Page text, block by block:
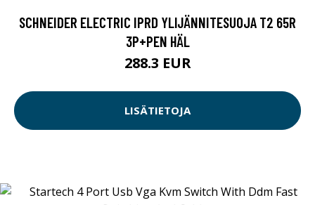
SCHNEIDER ELECTRIC IPRD YLIJÄNNITESUOJA T2 65R
3P+PEN HÄL
288.3 EUR
LISÄTIETOJA